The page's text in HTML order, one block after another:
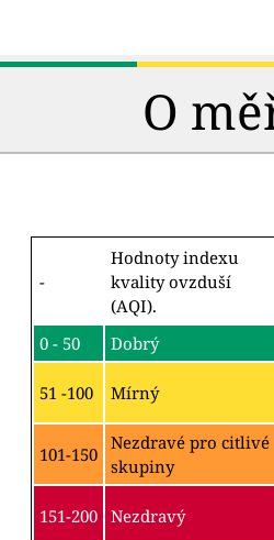
O
-
Hodnoty indexu
kvality ovzduší
(AQI).
0 - 50 Dobrý
51 -100 Mírný
101-150
Nezdravé pro citlivé
skupiny
151-200 Nezdravý